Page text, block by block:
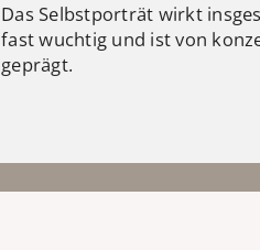
Das Selbstporträt wirkt
fast wuchtig und ist von
geprägt.